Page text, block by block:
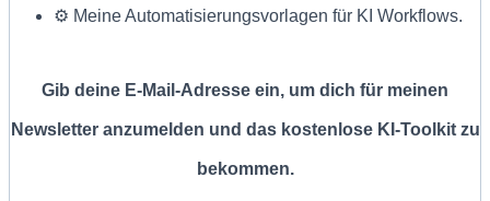
⚙️ Meine Automatisierungsvorlagen für KI Workflows.
Gib deine E-Mail-Adresse ein, um dich für meinen
Newsletter anzumelden und das kostenlose KI-Toolkit zu
bekommen.